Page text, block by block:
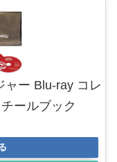
ャー Blu-ray コレ
ールブック